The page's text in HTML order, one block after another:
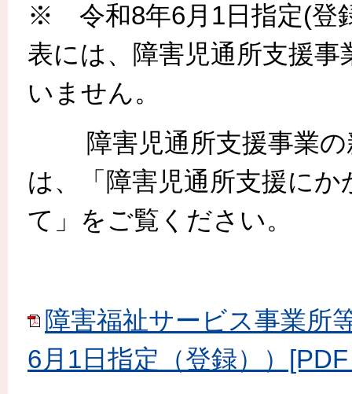
※ 令和8年6月1日指定(登
表には、障害児通所支援
いません。
障害児通所支援事業の
は、「障害児通所支援に
て」をご覧ください。
障害福祉サービス事業所
6月1日指定（登録））